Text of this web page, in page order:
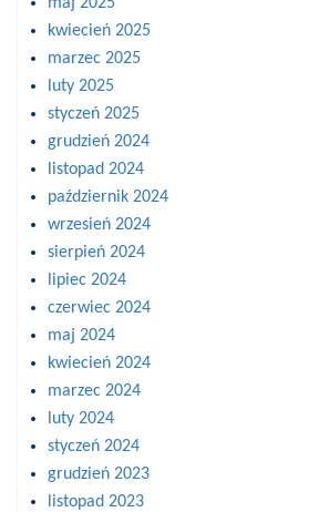
kwiecień 2025
marzec 2025
luty 2025
styczeń 2025
grudzień 2024
listopad 2024
październik 2024
wrzesień 2024
sierpień 2024
lipiec 2024
czerwiec 2024
maj 2024
kwiecień 2024
marzec 2024
luty 2024
styczeń 2024
grudzień 2023
listopad 2023